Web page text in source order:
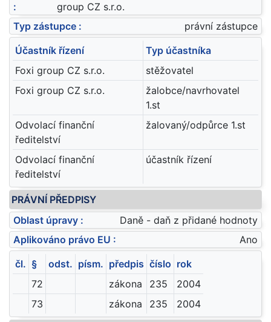
:
group CZ s.r.o.
Typ zástupce :
právní zástupce
Účastník řízení
Typ účastníka
Foxi group CZ s.r.o.
stěžovatel
Foxi group CZ s.r.o.
žalobce/navrhovatel
1.st
Odvolací finanční
ředitelství
žalovaný/odpůrce 1.st
Odvolací finanční
ředitelství
účastník řízení
PRÁVNÍ PŘEDPISY
Oblast úpravy :
Daně - daň z přidané hodnoty
Aplikováno právo EU :
Ano
čl. § odst. písm. předpis číslo rok
72
zákona 235
2004
73
zákona 235 2004